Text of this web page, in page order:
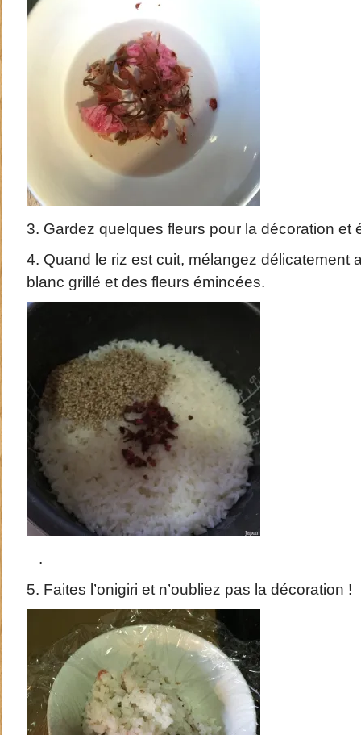
3. Gardez quelques fleurs pour la décoration et
4. Quand le riz est cuit, mélangez délicatement
blanc grillé et des fleurs émincées.
.
5. Faites l’onigiri et n’oubliez pas la décoration !